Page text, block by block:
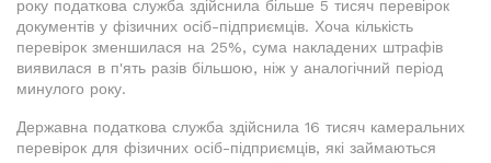
року податкова служба здійснила більше 5 тисяч перевірок
документів у фізичних осіб-підприємців. Хоча кількість
перевірок зменшилася на 25%, сума накладених штрафів
виявилася в п'ять разів більшою, ніж у аналогічний період
минулого року.
Державна податкова служба здійснила 16 тисяч камеральних
перевірок для фізичних осіб-підприємців, які займаються